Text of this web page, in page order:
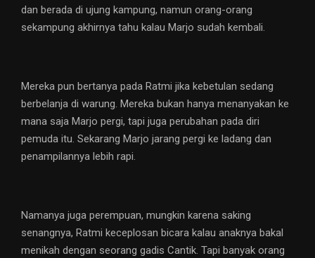
dan berada di ujung kampung, namun orang-orang
sekampung akhirnya tahu kalau Marjo sudah kembali.
Mereka pun bertanya pada Ratmi jika kebetulan sedang
berbelanja di warung. Mereka bukan hanya menanyakan ke
mana saja Marjo pergi, tapi juga perubahan pada diri
pemuda itu. Sekarang Marjo jarang pergi ke ladang dan
penampilannya lebih rapi.
Namanya juga perempuan, mungkin karena saking
senangnya, Ratmi keceplosan bicara kalau anaknya bakal
menikah dengan seorang gadis Cantik. Tapi banyak orang